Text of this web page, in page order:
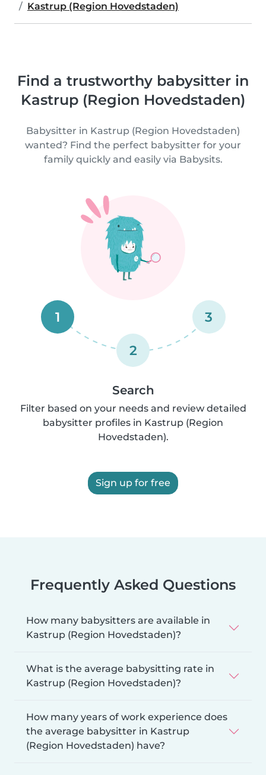
Kastrup (Region Hovedstaden)
Find a trustworthy babysitter in
Kastrup (Region Hovedstaden)
Babysitter in Kastrup (Region Hovedstaden)
wanted? Find the perfect babysitter for your
family quickly and easily via Babysits.
1
2
3
Search
Filter based on your needs and review detailed
babysitter profiles in Kastrup (Region
Hovedstaden).
Sign up for free
Frequently Asked Questions
How many babysitters are available in
Kastrup (Region Hovedstaden)?
What is the average babysitting rate in
Kastrup (Region Hovedstaden)?
How many years of work experience does
the average babysitter in Kastrup
(Region Hovedstaden) have?